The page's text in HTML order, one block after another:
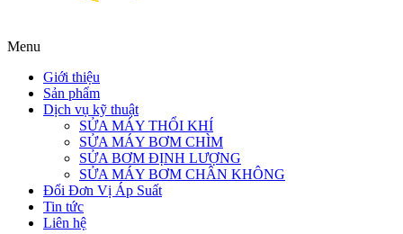
Menu
Giới thiệu
Sản phẩm
Dịch vụ kỹ thuật
SỬA MÁY THỔI KHÍ
SỬA MÁY BƠM CHÌM
SỬA BƠM ĐỊNH LƯỢNG
SỬA MÁY BƠM CHÂN KHÔNG
Đổi Đơn Vị Áp Suất
Tin tức
Liên hệ